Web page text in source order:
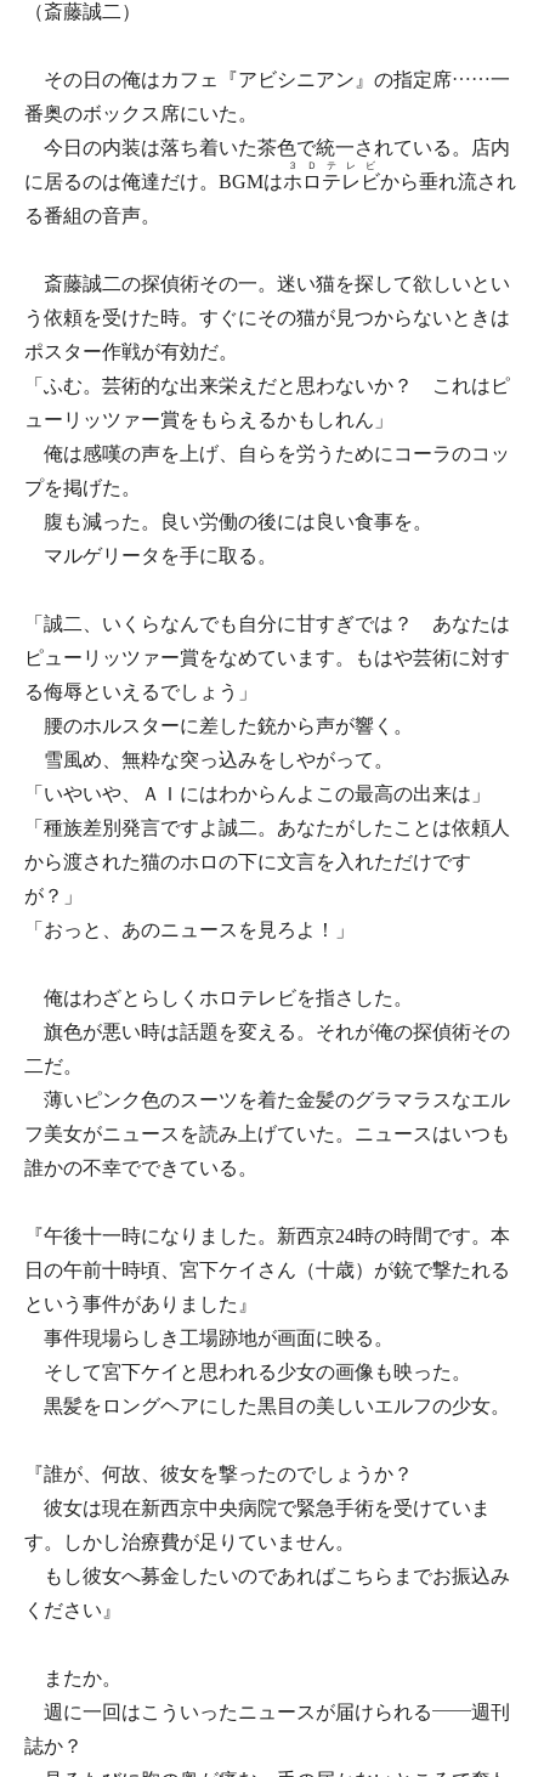
（斎藤誠二）
その日の俺はカフェ『アビシニアン』の指定席……一
番奥のボックス席にいた。
今日の内装は落ち着いた茶色で統一されている。店内
に居るのは俺達だけ。BGMはホロテレビ
３Ｄテレビ
から垂れ流され
る番組の音声。
斎藤誠二の探偵術その一。迷い猫を探して欲しいとい
う依頼を受けた時。すぐにその猫が見つからないときは
ポスター作戦が有効だ。
「ふむ。芸術的な出来栄えだと思わないか？ これはピ
ューリッツァー賞をもらえるかもしれん」
俺は感嘆の声を上げ、自らを労うためにコーラのコッ
プを掲げた。
腹も減った。良い労働の後には良い食事を。
マルゲリータを手に取る。
「誠二、いくらなんでも自分に甘すぎでは？ あなたは
ピューリッツァー賞をなめています。もはや芸術に対す
る侮辱といえるでしょう」
腰のホルスターに差した銃から声が響く。
雪風め、無粋な突っ込みをしやがって。
「いやいや、ＡＩにはわからんよこの最高の出来は」
「種族差別発言ですよ誠二。あなたがしたことは依頼人
から渡された猫のホロの下に文言を入れただけです
が？」
「おっと、あのニュースを見ろよ！」
俺はわざとらしくホロテレビを指さした。
旗色が悪い時は話題を変える。それが俺の探偵術その
二だ。
薄いピンク色のスーツを着た金髪のグラマラスなエル
フ美女がニュースを読み上げていた。ニュースはいつも
誰かの不幸でできている。
『午後十一時になりました。新西京24時の時間です。本
日の午前十時頃、宮下ケイさん（十歳）が銃で撃たれる
という事件がありました』
事件現場らしき工場跡地が画面に映る。
そして宮下ケイと思われる少女の画像も映った。
黒髪をロングヘアにした黒目の美しいエルフの少女。
『誰が、何故、彼女を撃ったのでしょうか？
彼女は現在新西京中央病院で緊急手術を受けていま
す。しかし治療費が足りていません。
もし彼女へ募金したいのであればこちらまでお振込み
ください』
またか。
週に一回はこういったニュースが届けられる――週刊
誌か？